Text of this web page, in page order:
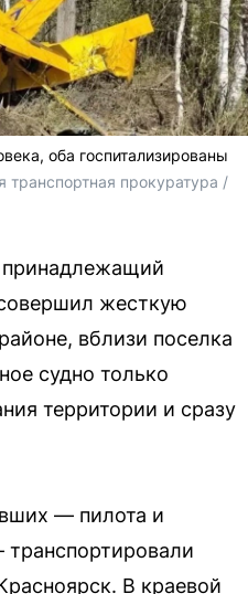
оба госпитализированы
транспортная прокуратура /
жесткую
вблизи поселка
судно только
территории и сразу
— пилота и
В краевой